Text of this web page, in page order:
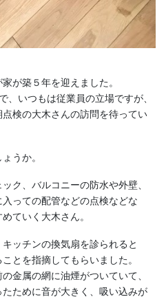
が築５年を迎えました。
、いつもは従業員の立場ですが、
検の大木さんの訪問を待ってい
うか。
ク、バルコニーの防水や外壁、
っての配管などの点検などな
ていく大木さん。
ッチンの換気扇を診られると
とを指摘してもらいました。
金属の網に油煙がついていて、
ために音が大きく、吸い込みが